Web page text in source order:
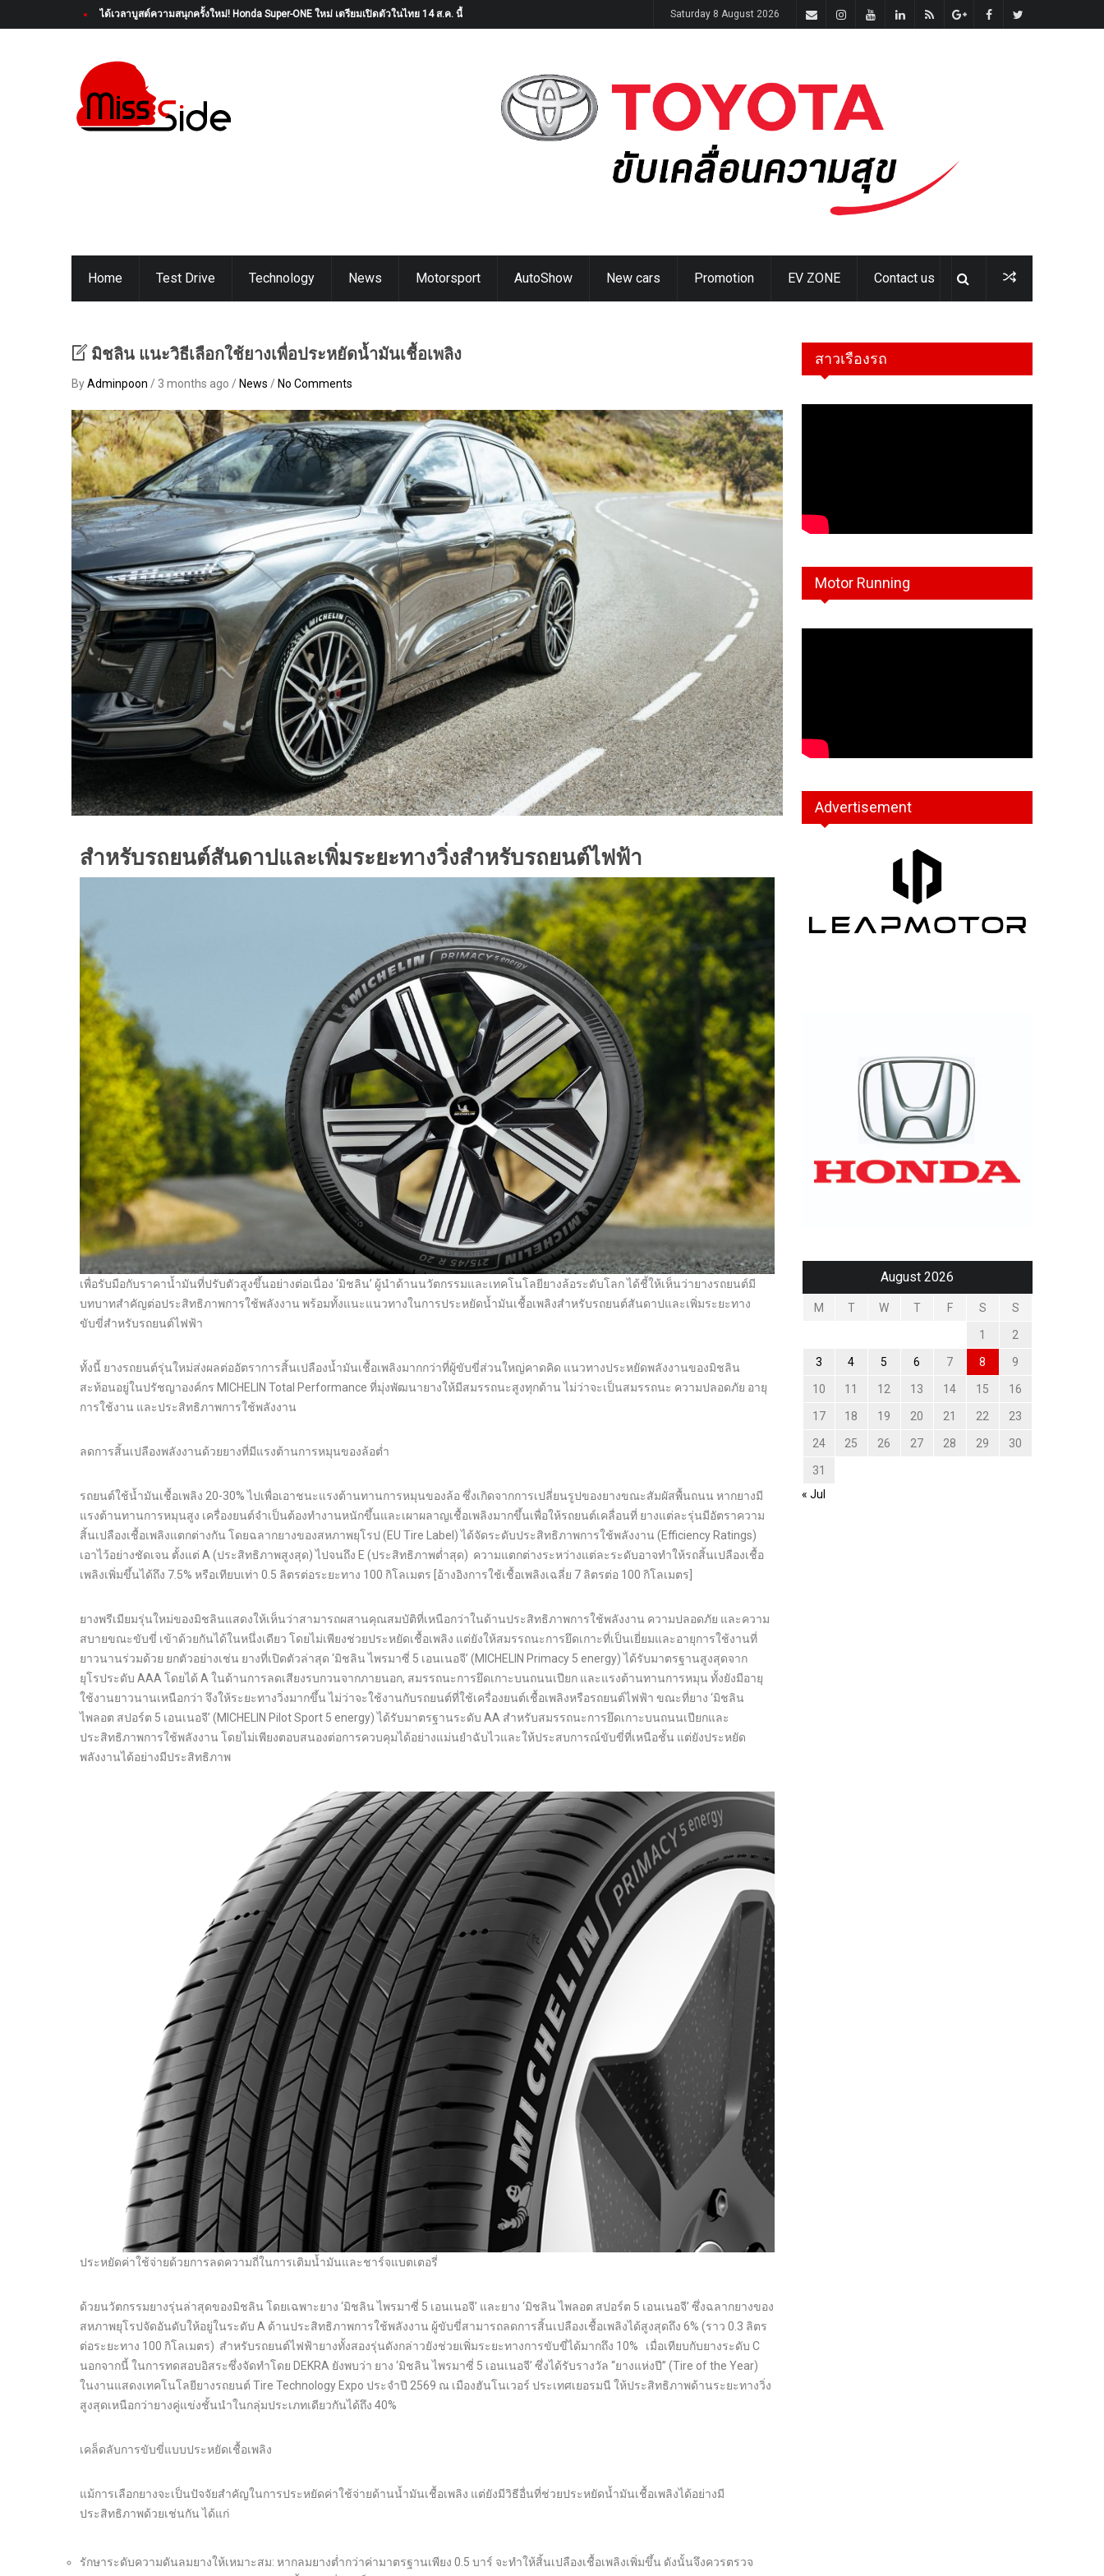
ได้เวลาบูสต์ความสนุกครั้งใหม่! Honda Super-ONE ใหม่ เตรียมเปิดตัวในไทย 14 ส.ค. นี้ Saturday 8 August 2026
Home Test Drive Technology News Motorsport AutoShow New cars Promotion EV ZONE Contact us
มิชลิน แนะวิธีเลือกใช้ยางเพื่อประหยัดน้ำมันเชื้อเพลิง
ByAdminpoon / 3 months ago / News / No Comments
สำหรับรถยนต์สันดาปและเพิ่มระยะทางวิ่งสำหรับรถยนต์ไฟฟ้า
เพื่อรับมือกับราคาน้ำมันที่ปรับตัวสูงขึ้นอย่างต่อเนื่อง ‘มิชลิน’ ผู้นำด้านนวัตกรรมและเทคโนโลยียางล้อระดับโลก ได้ชี้ให้เห็นว่ายางรถยนต์มี
บทบาทสำคัญต่อประสิทธิภาพการใช้พลังงาน พร้อมทั้งแนะแนวทางในการประหยัดน้ำมันเชื้อเพลิงสำหรับรถยนต์สันดาปและเพิ่มระยะทาง
ขับขี่สำหรับรถยนต์ไฟฟ้า
ทั้งนี้ ยางรถยนต์รุ่นใหม่ส่งผลต่ออัตราการสิ้นเปลืองน้ำมันเชื้อเพลิงมากกว่าที่ผู้ขับขี่ส่วนใหญ่คาดคิด แนวทางประหยัดพลังงานของมิชลิน
สะท้อนอยู่ในปรัชญาองค์กร MICHELIN Total Performance ที่มุ่งพัฒนายางให้มีสมรรถนะสูงทุกด้าน ไม่ว่าจะเป็นสมรรถนะ ความปลอดภัย อายุ
การใช้งาน และประสิทธิภาพการใช้พลังงาน
ลดการสิ้นเปลืองพลังงานด้วยยางที่มีแรงต้านการหมุนของล้อต่ำ
รถยนต์ใช้น้ำมันเชื้อเพลิง 20-30% ไปเพื่อเอาชนะแรงต้านทานการหมุนของล้อ ซึ่งเกิดจากการเปลี่ยนรูปของยางขณะสัมผัสพื้นถนน หากยางมี
แรงต้านทานการหมุนสูง เครื่องยนต์จำเป็นต้องทำงานหนักขึ้นและเผาผลาญเชื้อเพลิงมากขึ้นเพื่อให้รถยนต์เคลื่อนที่ ยางแต่ละรุ่นมีอัตราความ
สิ้นเปลืองเชื้อเพลิงแตกต่างกัน โดยฉลากยางของสหภาพยุโรป (EU Tire Label) ได้จัดระดับประสิทธิภาพการใช้พลังงาน (Efficiency Ratings)
เอาไว้อย่างชัดเจน ตั้งแต่ A (ประสิทธิภาพสูงสุด) ไปจนถึง E (ประสิทธิภาพต่ำสุด) ความแตกต่างระหว่างแต่ละระดับอาจทำให้รถสิ้นเปลืองเชื้อ
เพลิงเพิ่มขึ้นได้ถึง 7.5% หรือเทียบเท่า 0.5 ลิตรต่อระยะทาง 100 กิโลเมตร [อ้างอิงการใช้เชื้อเพลิงเฉลี่ย 7 ลิตรต่อ 100 กิโลเมตร]
ยางพรีเมียมรุ่นใหม่ของมิชลินแสดงให้เห็นว่าสามารถผสานคุณสมบัติที่เหนือกว่าในด้านประสิทธิภาพการใช้พลังงาน ความปลอดภัย และความ
สบายขณะขับขี่ เข้าด้วยกันได้ในหนึ่งเดียว โดยไม่เพียงช่วยประหยัดเชื้อเพลิง แต่ยังให้สมรรถนะการยึดเกาะที่เป็นเยี่ยมและอายุการใช้งานที่
ยาวนานร่วมด้วย ยกตัวอย่างเช่น ยางที่เปิดตัวล่าสุด ‘มิชลิน ไพรมาซี่ 5 เอนเนอจี’ (MICHELIN Primacy 5 energy) ได้รับมาตรฐานสูงสุดจาก
ยุโรประดับ AAA โดยได้ A ในด้านการลดเสียงรบกวนจากภายนอก, สมรรถนะการยึดเกาะบนถนนเปียก และแรงต้านทานการหมุน ทั้งยังมีอายุ
ใช้งานยาวนานเหนือกว่า จึงให้ระยะทางวิ่งมากขึ้น ไม่ว่าจะใช้งานกับรถยนต์ที่ใช้เครื่องยนต์เชื้อเพลิงหรือรถยนต์ไฟฟ้า ขณะที่ยาง ‘มิชลิน
ไพลอต สปอร์ต 5 เอนเนอจี’ (MICHELIN Pilot Sport 5 energy) ได้รับมาตรฐานระดับ AA สำหรับสมรรถนะการยึดเกาะบนถนนเปียกและ
ประสิทธิภาพการใช้พลังงาน โดยไม่เพียงตอบสนองต่อการควบคุมได้อย่างแม่นยำฉับไวและให้ประสบการณ์ขับขี่ที่เหนือชั้น แต่ยังประหยัด
พลังงานได้อย่างมีประสิทธิภาพ
ประหยัดค่าใช้จ่ายด้วยการลดความถี่ในการเติมน้ำมันและชาร์จแบตเตอรี่
ด้วยนวัตกรรมยางรุ่นล่าสุดของมิชลิน โดยเฉพาะยาง ‘มิชลิน ไพรมาซี่ 5 เอนเนอจี’ และยาง ‘มิชลิน ไพลอต สปอร์ต 5 เอนเนอจี’ ซึ่งฉลากยางของ
สหภาพยุโรปจัดอันดับให้อยู่ในระดับ A ด้านประสิทธิภาพการใช้พลังงาน ผู้ขับขี่สามารถลดการสิ้นเปลืองเชื้อเพลิงได้สูงสุดถึง 6% (ราว 0.3 ลิตร
ต่อระยะทาง 100 กิโลเมตร) สำหรับรถยนต์ไฟฟ้ายางทั้งสองรุ่นดังกล่าวยังช่วยเพิ่มระยะทางการขับขี่ได้มากถึง 10% เมื่อเทียบกับยางระดับ C
นอกจากนี้ ในการทดสอบอิสระซึ่งจัดทำโดย DEKRA ยังพบว่า ยาง ‘มิชลิน ไพรมาซี่ 5 เอนเนอจี’ ซึ่งได้รับรางวัล “ยางแห่งปี” (Tire of the Year)
ในงานแสดงเทคโนโลยียางรถยนต์ Tire Technology Expo ประจำปี 2569 ณ เมืองฮันโนเวอร์ ประเทศเยอรมนี ให้ประสิทธิภาพด้านระยะทางวิ่ง
สูงสุดเหนือกว่ายางคู่แข่งชั้นนำในกลุ่มประเภทเดียวกันได้ถึง 40%
เคล็ดลับการขับขี่แบบประหยัดเชื้อเพลิง
แม้การเลือกยางจะเป็นปัจจัยสำคัญในการประหยัดค่าใช้จ่ายด้านน้ำมันเชื้อเพลิง แต่ยังมีวิธีอื่นที่ช่วยประหยัดน้ำมันเชื้อเพลิงได้อย่างมี
ประสิทธิภาพด้วยเช่นกัน ได้แก่
รักษาระดับความดันลมยางให้เหมาะสม: หากลมยางต่ำกว่าค่ามาตรฐานเพียง 0.5 บาร์ จะทำให้สิ้นเปลืองเชื้อเพลิงเพิ่มขึ้น ดังนั้นจึงควรตรวจ
สาวเรืองรถ
Motor Running
Advertisement
August 2026
M T W T F S S
1 2
3 4 5 6 7 8 9
10 11 12 13 14 15 16
17 18 19 20 21 22 23
24 25 26 27 28 29 30
31
« Jul